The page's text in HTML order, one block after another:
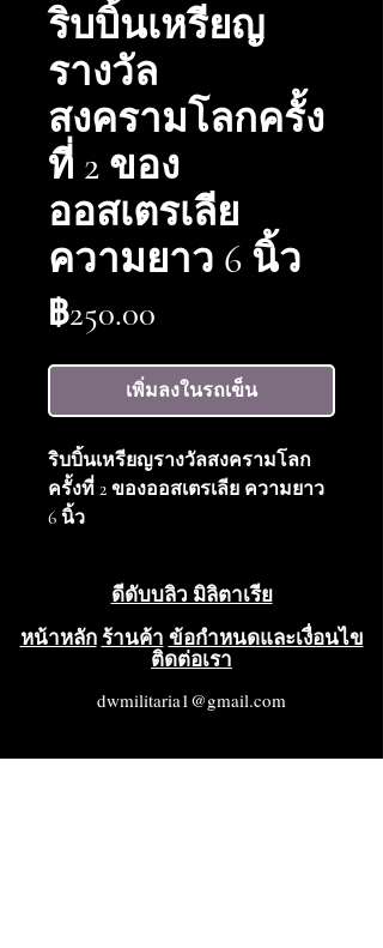
ริบบิ้นเหรียญ
รางวัล
สงครามโลกครั้ง
ที่ 2 ของ
ออสเตรเลีย
ความยาว 6 นิ้ว
฿250.00
เพิ่มลงในรถเข็น
ริบบิ้นเหรียญรางวัลสงครามโลก
ครั้งที่ 2 ของออสเตรเลีย ความยาว
6 นิ้ว
ดีดับบลิว มิลิตาเรีย
หน้าหลัก ร้านค้า ข้อกำหนดและเงื่อนไข
ติดต่อเรา
dwmilitaria1@gmail.com